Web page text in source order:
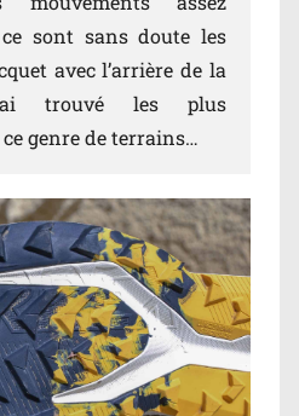
sont sans doute les
avec l’arrière de la
trouvé les plus
genre de terrains…